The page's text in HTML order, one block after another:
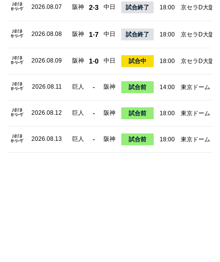
2026.08.07 阪神 2-3 中日 試合終了 18:00 京セラD大阪
2026.08.08 阪神 1-7 中日 試合終了 18:00 京セラD大阪
2026.08.09 阪神 1-0 中日 試合中 18:00 京セラD大阪
2026.08.11 巨人 - 阪神 試合前 14:00 東京ドーム
2026.08.12 巨人 - 阪神 試合前 18:00 東京ドーム
2026.08.13 巨人 - 阪神 試合前 18:00 東京ドーム